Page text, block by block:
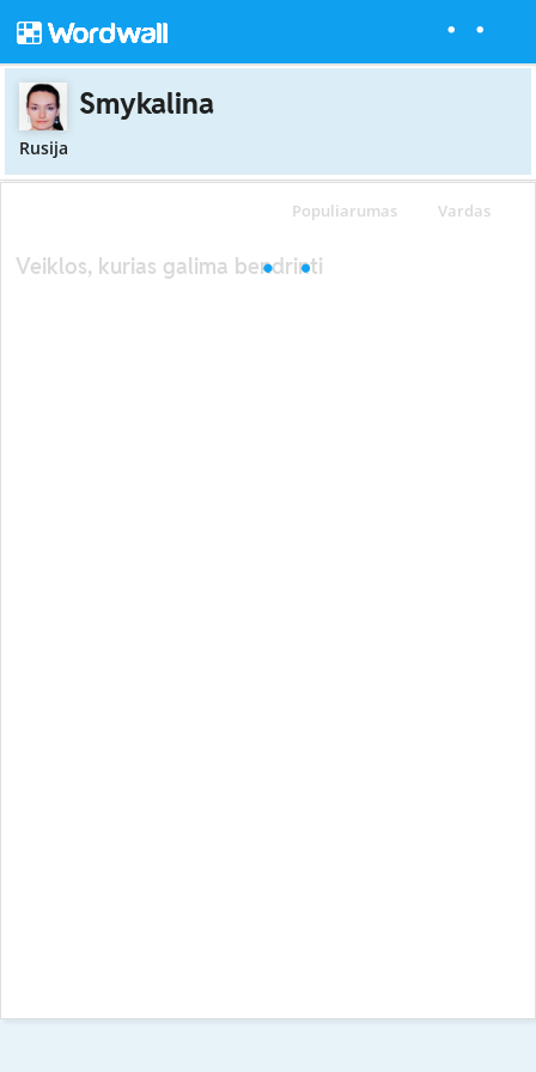
Smykalina
Rusija
Populiarumas Vardas
Veiklos, kurias galima bendrinti